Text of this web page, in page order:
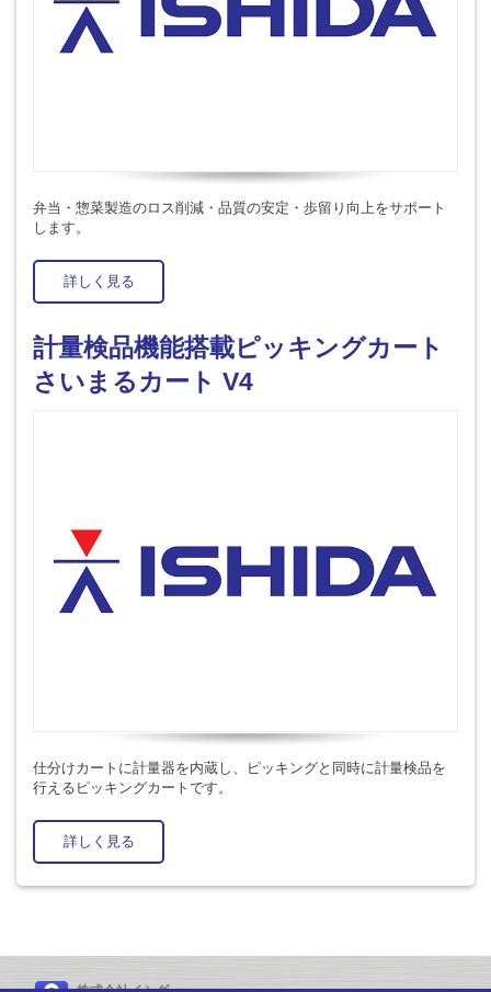
弁当・惣菜製造のロス削減・品質の安定・歩留り向上をサポート
します。
詳しく見る
計量検品機能搭載ピッキングカート
さいまるカート V4
仕分けカートに計量器を内蔵し、ピッキングと同時に計量検品を
行えるピッキングカートです。
詳しく見る